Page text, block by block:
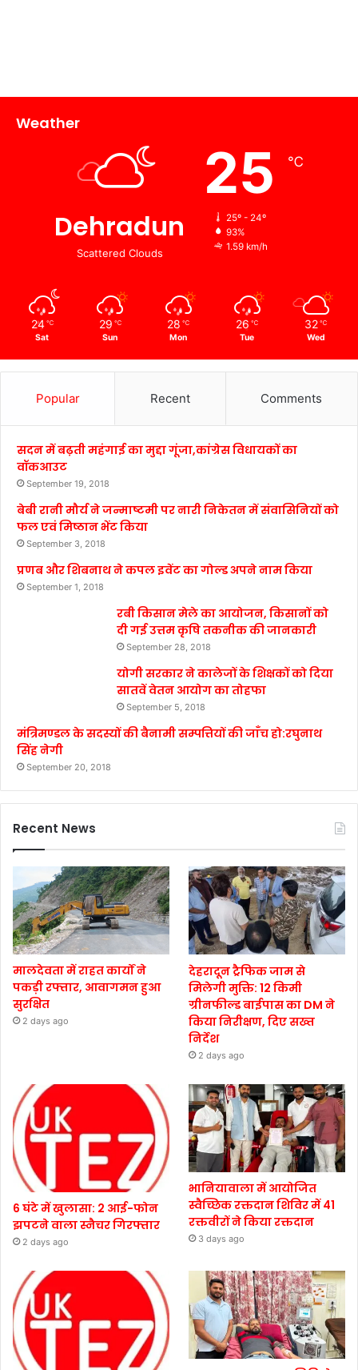
Weather
Dehradun
Scattered Clouds
25 ℃
25º - 24º
93%
1.59 km/h
24 ℃
Sat
29 ℃
Sun
28 ℃
Mon
26 ℃
Tue
32 ℃
Wed
Popular Recent Comments
सदन में बढ़ती महंगाई का मुद्दा गूंजा,कांग्रेस विधायकों का
वॉकआउट
September 19, 2018
बेबी रानी मौर्य ने जन्माष्टमी पर नारी निकेतन में संवासिनियों को
फल एवं मिष्ठान भेंट किया
September 3, 2018
प्रणब और शिबनाथ ने कपल इवेंट का गोल्ड अपने नाम किया
September 1, 2018
रबी किसान मेले का आयोजन, किसानों को
दी गई उत्तम कृषि तकनीक की जानकारी
September 28, 2018
योगी सरकार ने कालेजों के शिक्षकों को दिया
सातवें वेतन आयोग का तोहफा
September 5, 2018
मंत्रिमण्डल के सदस्यों की बैनामी सम्पत्तियों की जाँच हो:रघुनाथ
सिंह नेगी
September 20, 2018
Recent News
मालदेवता में राहत कार्यों ने
पकड़ी रफ्तार, आवागमन हुआ
सुरक्षित
2 days ago
देहरादून ट्रैफिक जाम से
मिलेगी मुक्ति: 12 किमी
ग्रीनफील्ड बाईपास का DM ने
किया निरीक्षण, दिए सख्त
निर्देश
2 days ago
6 घंटे में खुलासा: 2 आई-फोन
झपटने वाला स्नैचर गिरफ्तार
2 days ago
भानियावाला में आयोजित
स्वैच्छिक रक्तदान शिविर में 41
रक्तवीरों ने किया रक्तदान
3 days ago